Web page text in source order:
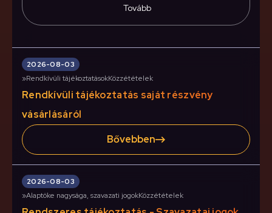
Tovább
2026-08-03
»Rendkívüli tájékoztatásokKözzétételek
Rendkívüli tájékoztatás saját részvény
vásárlásáról
Bővebben
2026-08-03
»Alaptöke nagysága, szavazati jogokKözzétételek